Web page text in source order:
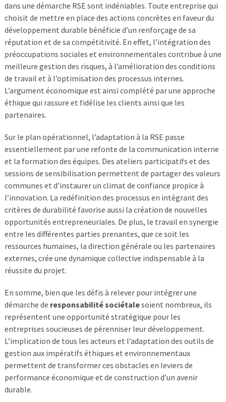
dans une démarche RSE sont indéniables. Toute entreprise qui
choisit de mettre en place des actions concrètes en faveur du
développement durable bénéficie d’un renforçage de sa
réputation et de sa compétitivité. En effet, l’intégration des
préoccupations sociales et environnementales contribue à une
meilleure gestion des risques, à l’amélioration des conditions
de travail et à l’optimisation des processus internes.
L’argument économique est ainsi complété par une approche
éthique qui rassure et fidélise les clients ainsi que les
partenaires.
Sur le plan opérationnel, l’adaptation à la RSE passe
essentiellement par une refonte de la communication interne
et la formation des équipes. Des ateliers participatifs et des
sessions de sensibilisation permettent de partager des valeurs
communes et d’instaurer un climat de confiance propice à
l’innovation. La redéfinition des processus en intégrant des
critères de durabilité favorise aussi la création de nouvelles
opportunités entrepreneuriales. De plus, le travail en synergie
entre les différentes parties prenantes, que ce soit les
ressources humaines, la direction générale ou les partenaires
externes, crée une dynamique collective indispensable à la
réussite du projet.
En somme, bien que les défis à relever pour intégrer une
démarche de responsabilité sociétalesoient nombreux, ils
représentent une opportunité stratégique pour les
entreprises soucieuses de pérenniser leur développement.
L’implication de tous les acteurs et l’adaptation des outils de
gestion aux impératifs éthiques et environnementaux
permettent de transformer ces obstacles en leviers de
performance économique et de construction d’un avenir
durable.